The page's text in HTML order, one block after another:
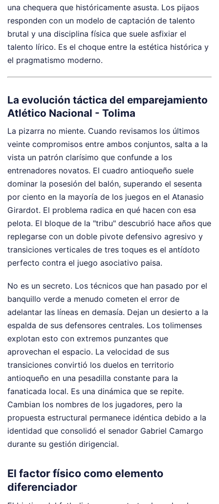
una chequera que históricamente asusta. Los pijaos
responden con un modelo de captación de talento
brutal y una disciplina física que suele asfixiar el
talento lírico. Es el choque entre la estética histórica y
el pragmatismo moderno.
La evolución táctica del emparejamiento
Atlético Nacional - Tolima
La pizarra no miente. Cuando revisamos los últimos
veinte compromisos entre ambos conjuntos, salta a la
vista un patrón clarísimo que confunde a los
entrenadores novatos. El cuadro antioqueño suele
dominar la posesión del balón, superando el sesenta
por ciento en la mayoría de los juegos en el Atanasio
Girardot. El problema radica en qué hacen con esa
pelota. El bloque de la "tribu" descubrió hace años que
replegarse con un doble pivote defensivo agresivo y
transiciones verticales de tres toques es el antídoto
perfecto contra el juego asociativo paisa.
No es un secreto. Los técnicos que han pasado por el
banquillo verde a menudo cometen el error de
adelantar las líneas en demasía. Dejan un desierto a la
espalda de sus defensores centrales. Los tolimenses
explotan esto con extremos punzantes que
aprovechan el espacio. La velocidad de sus
transiciones convirtió los duelos en territorio
antioqueño en una pesadilla constante para la
fanaticada local. Es una dinámica que se repite.
Cambian los nombres de los jugadores, pero la
propuesta estructural permanece idéntica debido a la
identidad que consolidó el senador Gabriel Camargo
durante su gestión dirigencial.
El factor físico como elemento
diferenciador